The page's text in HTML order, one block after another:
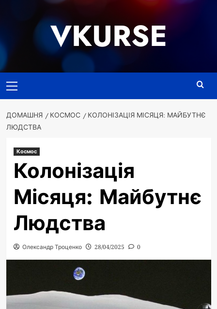
VKURSE
меню
ДОМАШНЯ КОСМОС
КОЛОНІЗАЦІЯ МІСЯЦЯ: МАЙБУТНЄ
ЛЮДСТВА
Космос
Колонізація
Місяця: Майбутнє
Людства
Олександр Троценко 28/04/2025 0